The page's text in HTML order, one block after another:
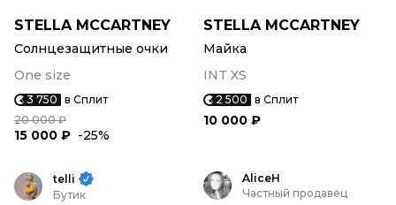
STELLA MCCARTNEY
Солнцезащитные очки
One size
3 750 в Сплит
20 000 ₽
15 000 ₽ -25%
STELLA MCCARTNEY
Майка
INT XS
2 500 в Сплит
10 000 ₽
telli
Бутик
AliceH
Частный продавец